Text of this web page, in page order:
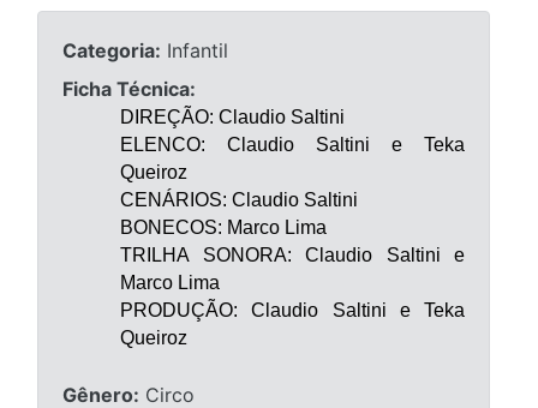
Categoria: Infantil
Ficha Técnica:
DIREÇÃO: Claudio Saltini
ELENCO: Claudio Saltini e Teka
Queiroz
CENÁRIOS: Claudio Saltini
BONECOS: Marco Lima
TRILHA SONORA: Claudio Saltini e
Marco Lima
PRODUÇÃO: Claudio Saltini e Teka
Queiroz
Gênero: Circo